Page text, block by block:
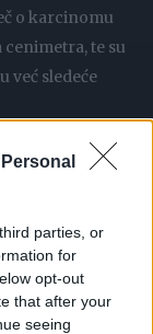
parties, or
for
opt-out
that after your
seeing
o karcinomu
te su
već sledeće
Tom
doktor me je
Rekao mi